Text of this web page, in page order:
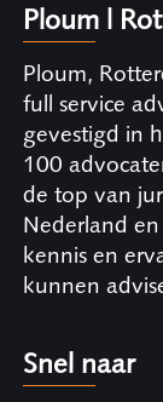
Ploum |
Ploum,
full service
gevestigd in
100
de top van
Nederland
kennis en
kunnen
Snel naar